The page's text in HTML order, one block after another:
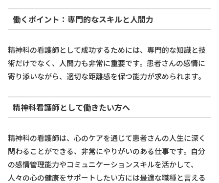
働くポイント：専門的なスキルと人間力
精神科の看護師として成功するためには、専門的な知識と技
術だけでなく、人間力も非常に重要です。患者さんの感情に
寄り添いながら、適切な距離感を保つ能力が求められます。
精神科看護師として働きたい方へ
精神科の看護師は、心のケアを通じて患者さんの人生に深く
関わることができる、非常にやりがいのある仕事です。自分
の感情管理能力やコミュニケーションスキルを活かして、
人々の心の健康をサポートしたい方には最適な職種と言える